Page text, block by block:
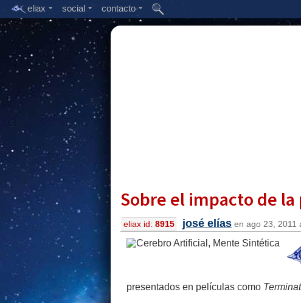
eliax social contacto
Sobre el impacto de
eliax id: 8915 josé elías en ago 23, 2011
presentados en películas como